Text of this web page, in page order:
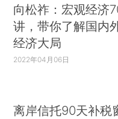
向松祚：宏观经济
讲，带你了解国内
经济大局
2022年04月06日
离岸信托90天补税